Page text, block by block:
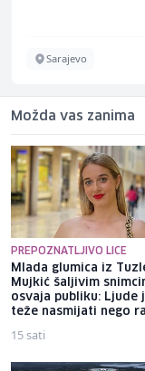
Sarajevo
Možda vas zanima
PREPOZNATLJIVO LICE
Mlada glumica iz
Mujkić šaljivim
osvaja publiku: Ljude
teže nasmijati nego
15 sati